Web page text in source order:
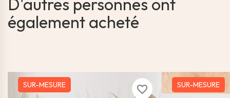
D'autres personnes ont
également acheté
favorite_border
SUR-MESURE SUR-MESURE